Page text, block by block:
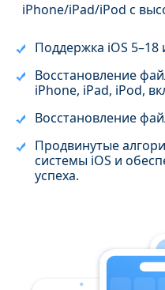
iPhone/iPad/iPod с
Поддержка iOS 5–18
Восстановление
iPhone, iPad, iPod,
Восстановление
Продвинутые
системы iOS и
успеха.